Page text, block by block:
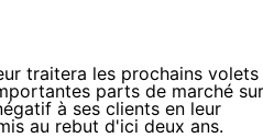
traitera les prochains volets
parts de marché sur
à ses clients en leur
au rebut d'ici deux ans.